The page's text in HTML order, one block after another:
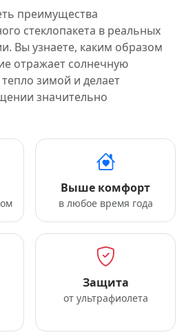
преимущества
стеклопакета в реальных
Вы узнаете, каким образом
отражает солнечную
зимой и делает
значительно
Выше комфорт
в любое время года
Защита
от ультрафиолета